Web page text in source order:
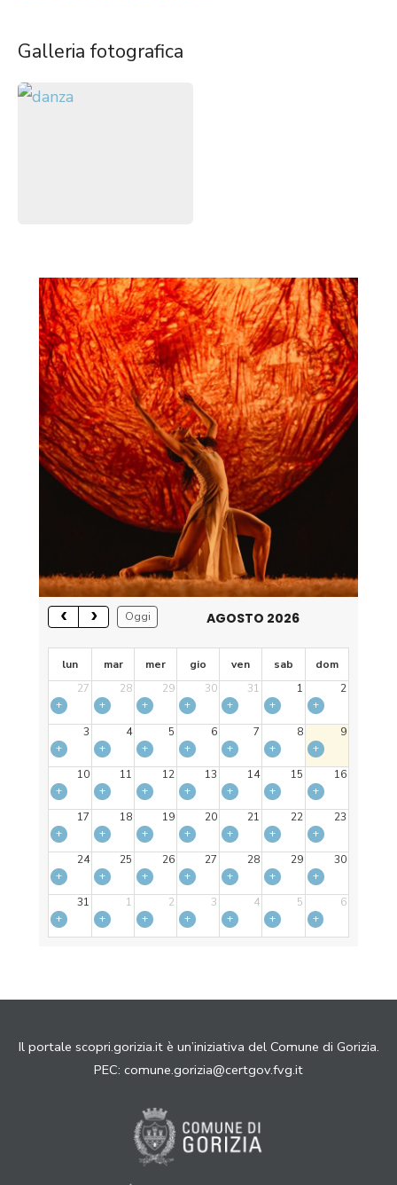
Galleria fotografica
Oggi AGOSTO 2026
lun mar mer gio ven sab
dom
27
28 29 30 31 1
2
+
+ + + + +
+
3
4 5 6 7 8
9
+
+ + + + +
+
10
11 12 13 14 15
16
+
+ + + + +
+
17
18 19 20 21 22
23
+
+ + + + +
+
24
25 26 27 28 29
30
+
+ + + + +
+
31
1 2 3 4 5
6
+
+ + + + + +
Il portale scopri.gorizia.it è un’iniziativa del Comune di Gorizia.
PEC: comune.gorizia@certgov.fvg.it